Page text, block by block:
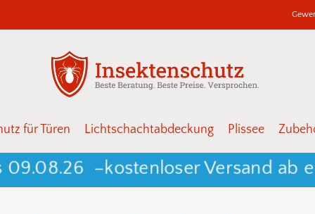
für Türen Lichtschachtabdeckung Plissee
–kostenloser Versand ab